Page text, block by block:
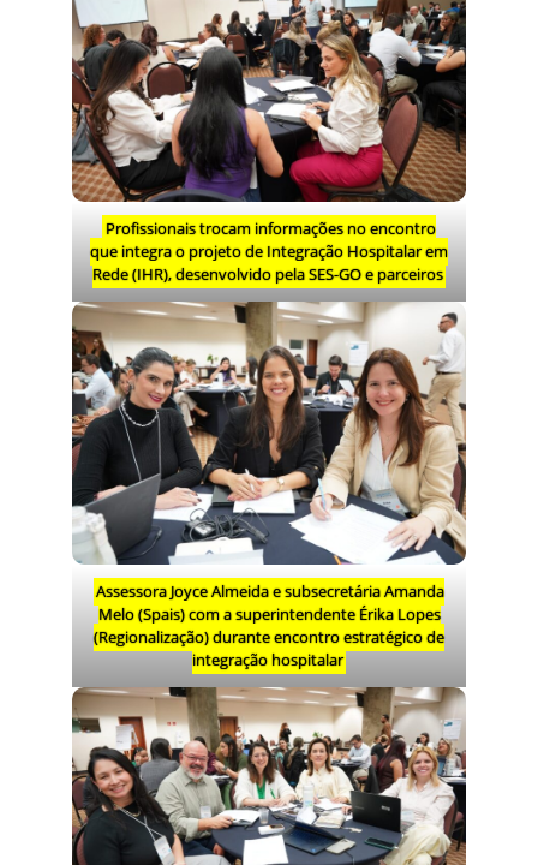
Profissionais trocam informações no encontro
que integra o projeto de Integração Hospitalar em
Rede (IHR), desenvolvido pela SES-GO e parceiros
Assessora Joyce Almeida e subsecretária Amanda
Melo (Spais) com a superintendente Érika Lopes
(Regionalização) durante encontro estratégico de
integração hospitalar